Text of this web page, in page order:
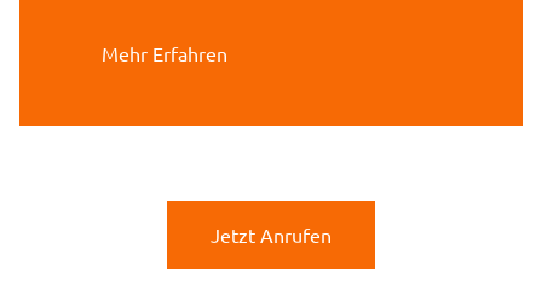
Mehr Erfahren
Jetzt Anrufen